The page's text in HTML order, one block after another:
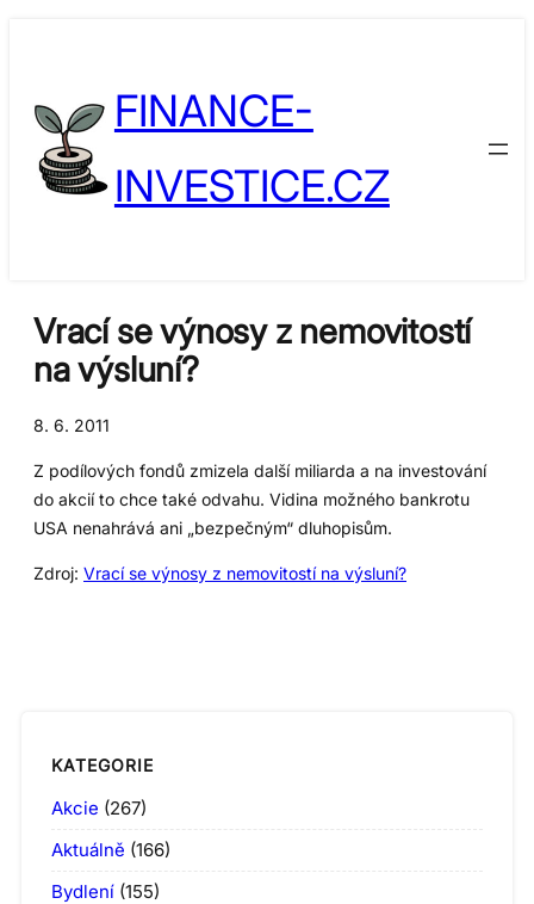
FINANCE-
INVESTICE.CZ
Vrací se výnosy z nemovitostí
na výsluní?
8. 6. 2011
Z podílových fondů zmizela další miliarda a na investování
do akcií to chce také odvahu. Vidina možného bankrotu
USA nenahrává ani „bezpečným“ dluhopisům.
Zdroj: Vrací se výnosy z nemovitostí na výsluní?
KATEGORIE
Akcie (267)
Aktuálně (166)
Bydlení (155)